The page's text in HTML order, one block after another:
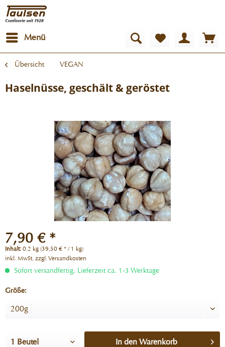
Menü
Übersicht VEGAN
Haselnüsse, geschält & geröstet
7,90 € *
Inhalt: 0.2 kg (39,50 € * / 1 kg)
inkl. MwSt. zzgl. Versandkosten
Sofort versandfertig, Lieferzeit ca. 1-3 Werktage
Größe:
In den Warenkorb